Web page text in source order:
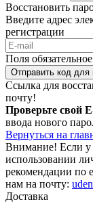
Восстановить
Введите адрес
регистрации
Поля
Отправить код для
Ссылка для
почту!
Проверьте свой
ввода нового
Вернуться на
Внимание! Если у
использовании
рекомендации по
нам на почту:
Доставка